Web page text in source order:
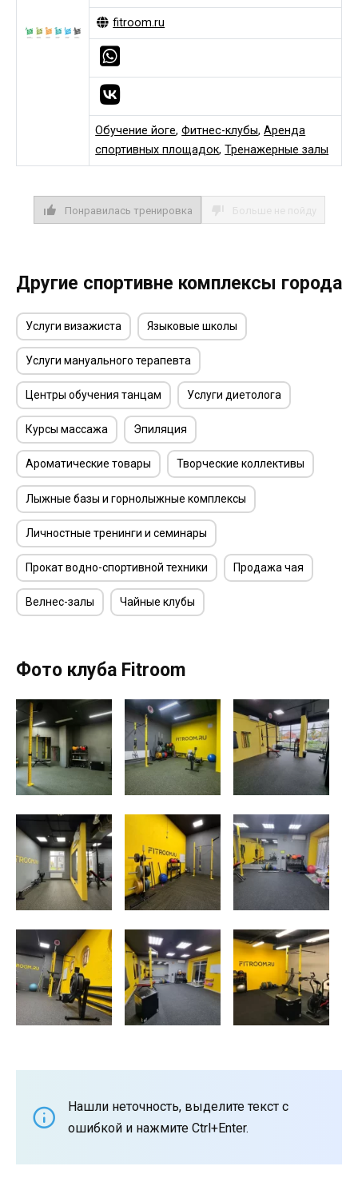
fitroom.ru
Обучение йоге,Фитнес-клубы,Аренда
спортивных площадок,Тренажерные залы
Понравилась тренировка
Другие спортивне комплексы города
Услуги визажиста Языковые школы
Услуги мануального терапевта
Центры обучения танцам Услуги диетолога
Курсы массажа Эпиляция
Ароматические товары Творческие коллективы
Лыжные базы и горнолыжные комплексы
Личностные тренинги и семинары
Прокат водно-спортивной техники Продажа чая
Велнес-залы Чайные клубы
Фото клуба Fitroom
Нашли неточность, выделите текст с
ошибкой и нажмите Ctrl+Enter.